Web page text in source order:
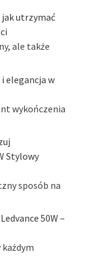
jak utrzymać
ale także
elegancja w
wykończenia
Stylowy
sposób na
50W –